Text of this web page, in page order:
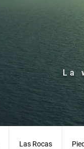
La
Las Rocas